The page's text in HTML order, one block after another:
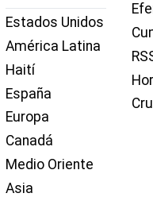
Estados Unidos
América Latina
Haití
España
Europa
Canadá
Medio Oriente
Asia